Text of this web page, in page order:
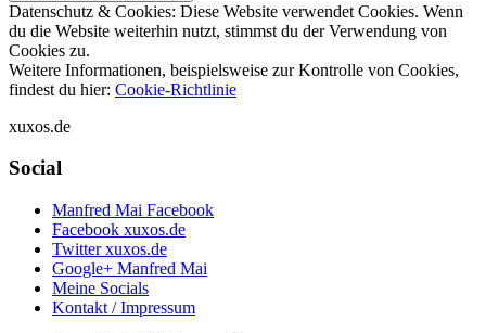
Datenschutz & Cookies: Diese Website verwendet Cookies. Wenn
du die Website weiterhin nutzt, stimmst du der Verwendung von
Cookies zu.
Weitere Informationen, beispielsweise zur Kontrolle von Cookies,
findest du hier: Cookie-Richtlinie
xuxos.de
Social
Manfred Mai Facebook
Facebook xuxos.de
Twitter xuxos.de
Google+ Manfred Mai
Meine Socials
Kontakt / Impressum